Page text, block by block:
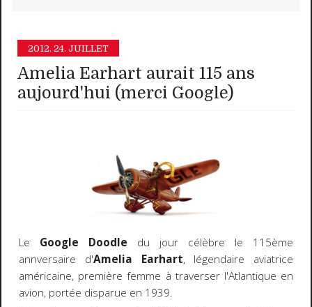
2012. 24. JUILLET
Amelia Earhart aurait 115 ans
aujourd'hui (merci Google)
Le Google Doodle du jour célèbre le 115ème
annversaire d'Amelia Earhart, légendaire aviatrice
américaine, première femme à traverser l'Atlantique en
avion, portée disparue en 1939.